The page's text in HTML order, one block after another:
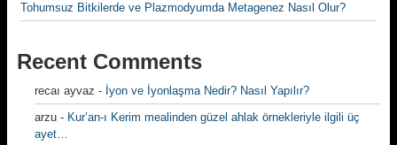
Tohumsuz Bitkilerde ve Plazmodyumda Metagenez Nasıl Olur?
Recent Comments
recaı ayvaz - İyon ve İyonlaşma Nedir? Nasıl Yapılır?
arzu - Kur’an-ı Kerim mealinden güzel ahlak örnekleriyle ilgili üç
ayet…